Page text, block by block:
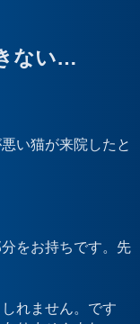
ない…
い猫が来院したと
をお持ちです。先
れません。です